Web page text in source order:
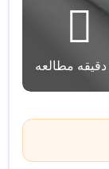
دقیقه مطالعه